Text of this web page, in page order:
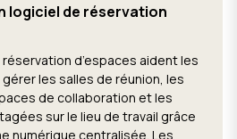
logiciel de réservation
d’espaces aident les
les salles de réunion, les
de collaboration et les
sur le lieu de travail grâce
numérique centralisée. Les